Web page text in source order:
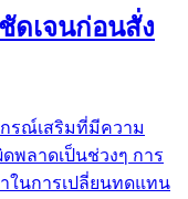
ดเจนก่อนสั่ง
กรณ์เสริมที่มีความ
พลาดเป็นช่วงๆ การ
ในการเปลี่ยนทดแทน